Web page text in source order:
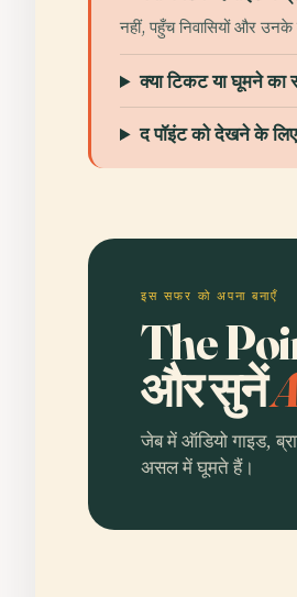
नहीं, पहुँच निवासियों और उनके
क्या टिकट या घूमने का
द पॉइंट को देखने के लिए
इस सफर को अपना बनाएँ
The
और सुनें
जेब में ऑडियो गाइड,
असल में घूमते हैं।